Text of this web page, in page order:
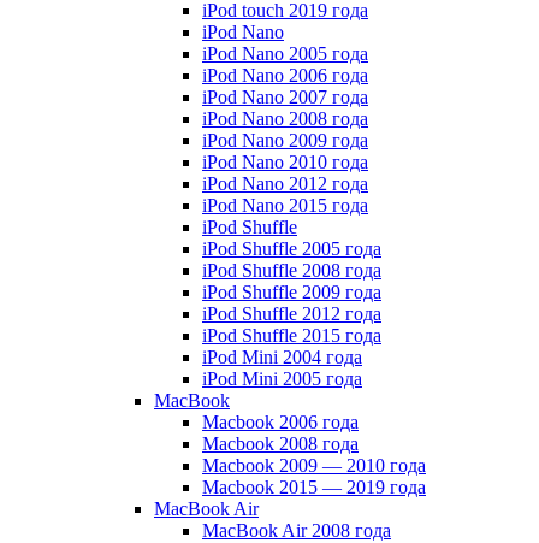
iPod touch 2019 года
iPod Nano
iPod Nano 2005 года
iPod Nano 2006 года
iPod Nano 2007 года
iPod Nano 2008 года
iPod Nano 2009 года
iPod Nano 2010 года
iPod Nano 2012 года
iPod Nano 2015 года
iPod Shuffle
iPod Shuffle 2005 года
iPod Shuffle 2008 года
iPod Shuffle 2009 года
iPod Shuffle 2012 года
iPod Shuffle 2015 года
iPod Mini 2004 года
iPod Mini 2005 года
MacBook
Macbook 2006 года
Macbook 2008 года
Macbook 2009 — 2010 года
Macbook 2015 — 2019 года
MacBook Air
MacBook Air 2008 года